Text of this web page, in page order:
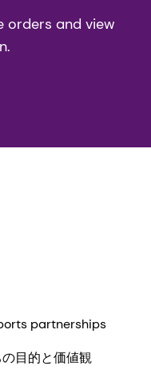
orders and view
partnerships
目的と価値観